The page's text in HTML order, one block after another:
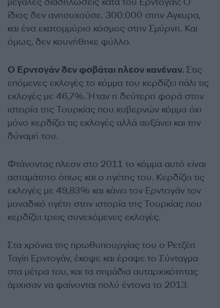
ίδιος δεν ανησυχούσε. 300.000 στην Αγκυρα,
και ένα εκατομμύριο κόσμος στην Σμύρνη. Και
όμως, δεν κουνήθηκε φύλλο.
Ο Ερντογάν δεν φοβάται πλεον κανέναν. Στις
επόμενες εκλογές το κόμμα του κερδίζει πάλι τις
εκλογές με 46,7%. Ήταν η δεύτερη φορά στην
ιστορία της Τουρκίας που κυβερνών κόμμα όχι
μόνο κερδίζει τις εκλογές αλλά αυξάνει και την
δύναμή του.
Φτάνοντας πλεον στο 2011 το κόμμα αυτό είναι
ασταμάτητο όπως και ο ηγέτης του. Κερδίζει τις
εκλογές με 49,83% και κάνει τον Ερντογάν τον
μοναδικό ηγέτη στην ιστορία της Τουρκίας που
κερδίζει τρεις συνεχόμενες εκλογές.
Στα χρόνια της πρωθυπουργίας του ο Ρετζέπ
Ταγίπ Ερντογάν, έκοψε και έραψε το Σύνταγμα
στα μέτρα του, και τα σημάδια αυταρχικότητας
άρχισαν να φαίνονται πολύ έντονα το 2013.